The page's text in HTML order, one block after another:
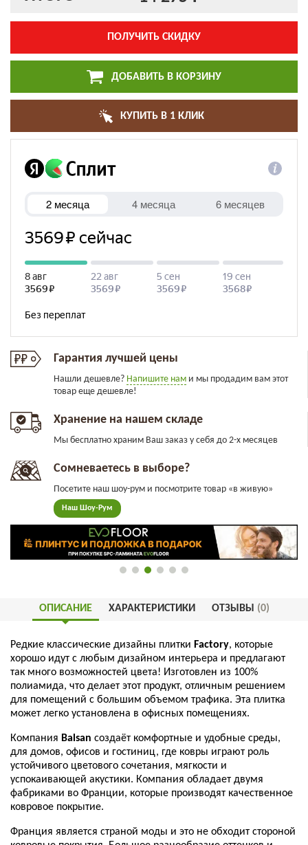
ПОЛУЧИТЬ СКИДКУ
ДОБАВИТЬ В КОРЗИНУ
КУПИТЬ В 1 КЛИК
Гарантия лучшей цены
Нашли дешевле? Напишите нам и мы продадим вам этот
товар еще дешевле!
Хранение на нашем складе
Мы бесплатно храним Ваш заказ у себя до 2-х месяцев
Сомневаетесь в выборе?
Посетите наш шоу-рум и посмотрите товар «в живую»
Наш Шоу-Рум
ОПИСАНИЕ ХАРАКТЕРИСТИКИ ОТЗЫВЫ (0)
Редкие классические дизайны плитки Factory, которые
хорошо идут с любым дизайном интерьера и предлагают
так много возможностей цвета! Изготовлен из 100%
полиамида, что делает этот продукт, отличным решением
для помещений с большим объемом трафика. Эта плитка
может легко установлена в офисных помещениях.
Компания Balsan создаёт комфортные и удобные среды,
для домов, офисов и гостиниц, где ковры играют роль
устойчивого цветового сочетания, мягкости и
успокаивающей акустики. Компания обладает двумя
фабриками во Франции, которые производят качественное
ковровое покрытие.
Франция является страной моды и это не обходит стороной